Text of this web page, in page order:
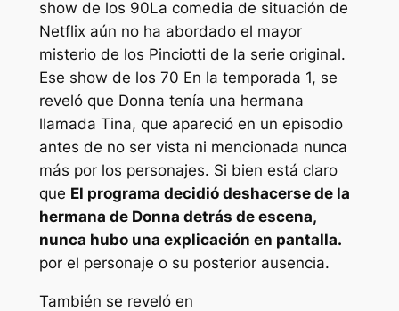
show de los 90La comedia de situación de
Netflix aún no ha abordado el mayor
misterio de los Pinciotti de la serie original.
Ese show de los 70 En la temporada 1, se
reveló que Donna tenía una hermana
llamada Tina, que apareció en un episodio
antes de no ser vista ni mencionada nunca
más por los personajes. Si bien está claro
que El programa decidió deshacerse de la
hermana de Donna detrás de escena,
nunca hubo una explicación en pantalla.
por el personaje o su posterior ausencia.
También se reveló en